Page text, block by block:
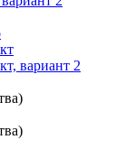
вариант 2